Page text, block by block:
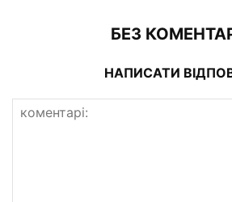
БЕЗ
НАПИСАТИ